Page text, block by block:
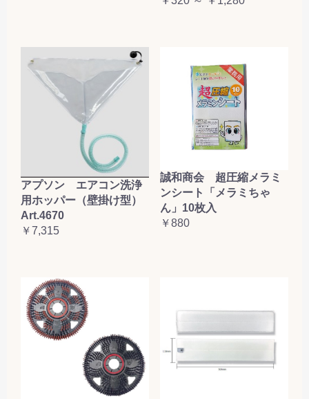
アプソン エアコン洗浄
用ホッパー（壁掛け型）
Art.4670
￥7,315
誠和商会 超圧縮メラミ
ンシート「メラミちゃ
ん」10枚入
￥880